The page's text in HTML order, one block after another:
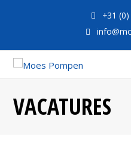
+31
VACATURES